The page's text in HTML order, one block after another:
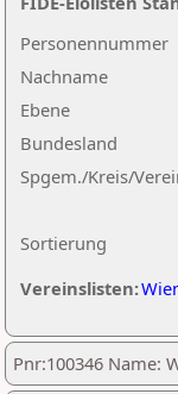
Nachname
Ebene
Sortierung
Personennummer
Bundesland
Spgem./Kreis/
Vereinslisten:
Pnr:100346 Name: